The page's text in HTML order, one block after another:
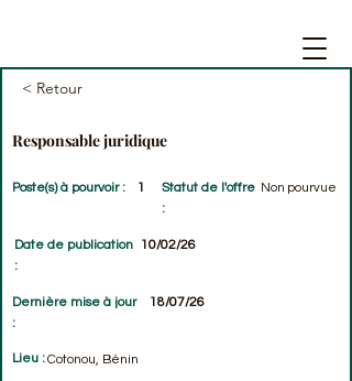
< Retour
Responsable juridique
Poste(s) à pourvoir : 1
Statut de l'offre
:
Non pourvue
Date de publication
:
10/02/26
Dernière mise à jour
:
18/07/26
Lieu :Cotonou, Bénin